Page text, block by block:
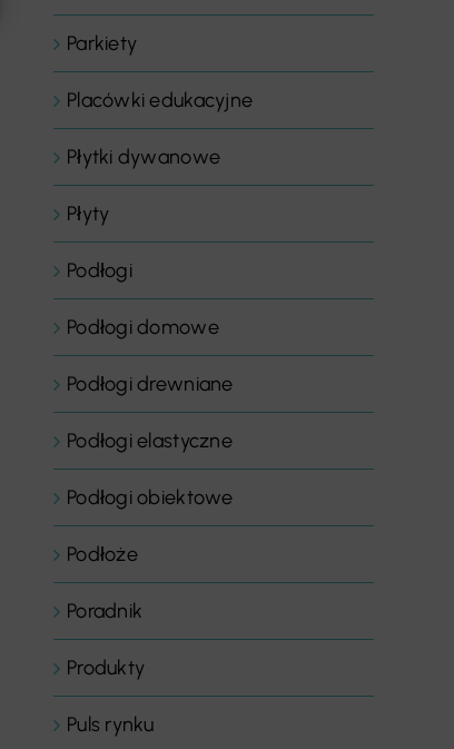
Parkiety
Placówki edukacyjne
Płytki dywanowe
Płyty
Podłogi
Podłogi domowe
Podłogi drewniane
Podłogi elastyczne
Podłogi obiektowe
Podłoże
Poradnik
Produkty
Puls rynku